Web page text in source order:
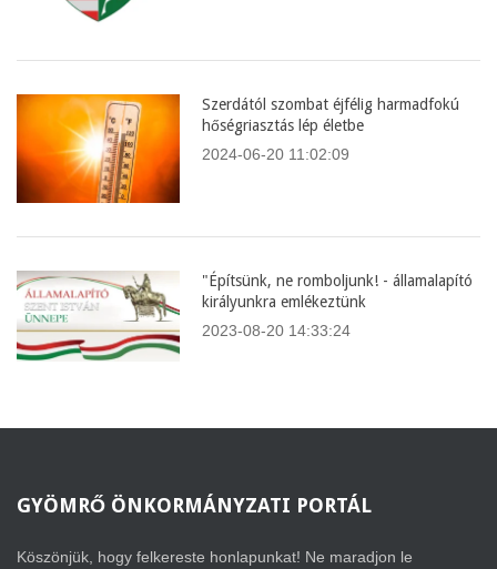
Szerdától szombat éjfélig harmadfokú
hőségriasztás lép életbe
2024-06-20 11:02:09
"Építsünk, ne romboljunk! - államalapító
királyunkra emlékeztünk
2023-08-20 14:33:24
GYÖMRŐ ÖNKORMÁNYZATI PORTÁL
Köszönjük, hogy felkereste honlapunkat! Ne maradjon le